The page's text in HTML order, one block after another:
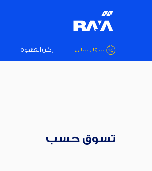
سوبر سيل ركن القهوة
تسوق حسب